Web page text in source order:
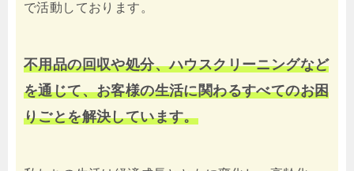
で活動しております。
不用品の回収や処分、ハウスクリーニングなど
を通じて、お客様の生活に関わるすべてのお困
りごとを解決しています。